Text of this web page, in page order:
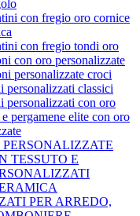
con fregio oro cornice
con fregio tondi oro
con oro personalizzate
personalizzate croci
personalizzati classici
personalizzati con oro
pergamene elite con oro
TESSUTO E
PER ARREDO,